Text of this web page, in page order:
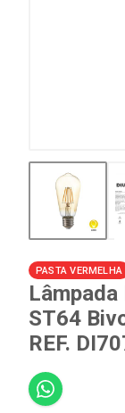
PASTA VERMELHA
ST64
REF.